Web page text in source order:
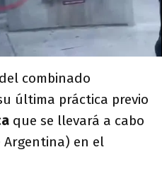
combinado
última práctica previo
que se llevará a cabo
Argentina) en el